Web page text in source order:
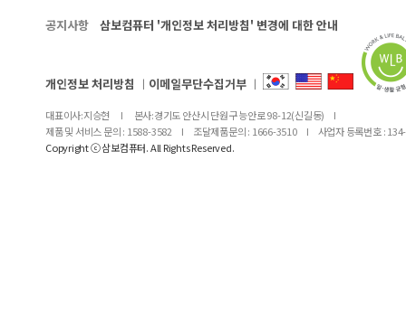
공지사항 삼보컴퓨터 '개인정보 처리방침' 변경에 대한 안내
개인정보 처리방침 ㅣ 이메일무단수집거부 ㅣ
대표이사:지승현 I 본사:경기도 안산시 단원구 능안로 98-12(신길동)
I
제품 및 서비스 문의 : 1588-3582
I 조달제품문의 : 1666-3510 I
사업자 등록번호 :
Copyright ⓒ 삼보컴퓨터. All Rights Reserved.